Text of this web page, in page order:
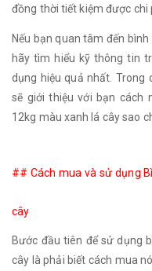
đồng thời tiết kiệm được chi
Nếu bạn quan tâm đến
hãy tìm hiểu kỹ thông tin
dụng hiệu quả nhất. Trong
sẽ giới thiệu với bạn cách
12kg màu xanh lá cây sao
## Cách mua và sử dụng
cây
Bước đầu tiên để sử dụng
cây là phải biết cách mua